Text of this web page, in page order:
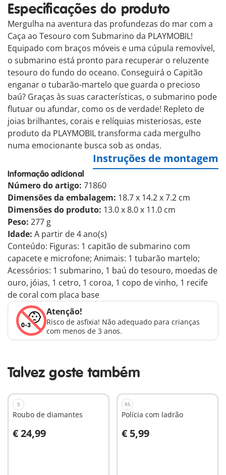
Especificações do produto
Mergulha na aventura das profundezas do mar com a
Caça ao Tesouro com Submarino da PLAYMOBIL!
Equipado com braços móveis e uma cúpula removível,
o submarino está pronto para recuperar o reluzente
tesouro do fundo do oceano. Conseguirá o Capitão
enganar o tubarão-martelo que guarda o precioso
baú? Graças às suas características, o submarino pode
flutuar ou afundar, como os de verdade! Repleto de
joias brilhantes, corais e relíquias misteriosas, este
produto da PLAYMOBIL transforma cada mergulho
numa emocionante busca sob as ondas.
Instruções de montagem
Informação adicional
Número do artigo: 71860
Dimensões da embalagem: 18.7 x 14.2 x 7.2 cm
Dimensões do produto: 13.0 x 8.0 x 11.0 cm
Peso: 277 g
Idade: A partir de 4 ano(s)
Conteúdo: Figuras: 1 capitão de submarino com
capacete e microfone; Animais: 1 tubarão martelo;
Acessórios: 1 submarino, 1 baú do tesouro, moedas de
ouro, jóias, 1 cetro, 1 coroa, 1 copo de vinho, 1 recife
de coral com placa base
Atenção!
Risco de asfixia! Não adequado para crianças
com menos de 3 anos.
Talvez goste também
S
Roubo de diamantes
€ 24,99
Ao carrinho
XS
Polícia com ladrão
€ 5,99
Ao carrinho